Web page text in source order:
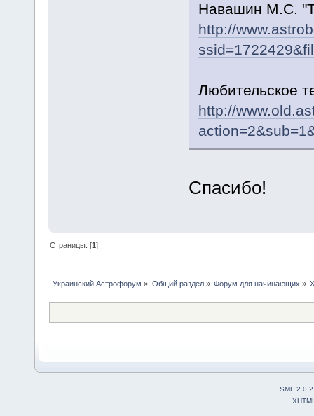
Навашин М.С.
http://
Любительское
http://
Спасибо!
Страницы: [1]
Украинский Астрофорум » Общий раздел» Форум для начинающих »
SMF 2.0.2